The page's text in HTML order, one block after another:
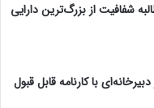
شفافیت از بزرگ‌ترین دارایی
با کارنامه قابل قبول